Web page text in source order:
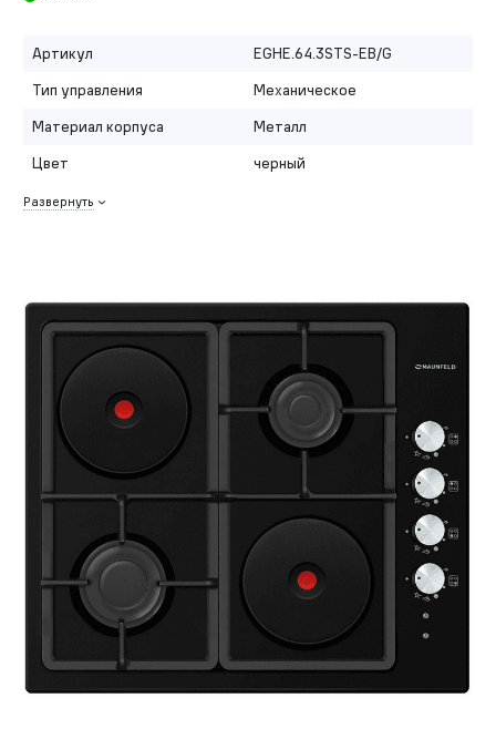
Артикул
EGHE.64.3STS-EB/G
Тип управления
Механическое
Материал корпуса
Металл
Цвет
черный
Развернуть